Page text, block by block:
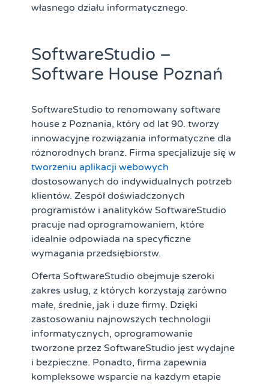
własnego działu informatycznego.
SoftwareStudio –
Software House Poznań
SoftwareStudio to renomowany software
house z Poznania, który od lat 90. tworzy
innowacyjne rozwiązania informatyczne dla
różnorodnych branż. Firma specjalizuje się w
tworzeniu aplikacji webowych
dostosowanych do indywidualnych potrzeb
klientów. Zespół doświadczonych
programistów i analityków SoftwareStudio
pracuje nad oprogramowaniem, które
idealnie odpowiada na specyficzne
wymagania przedsiębiorstw.
Oferta SoftwareStudio obejmuje szeroki
zakres usług, z których korzystają zarówno
małe, średnie, jak i duże firmy. Dzięki
zastosowaniu najnowszych technologii
informatycznych, oprogramowanie
tworzone przez SoftwareStudio jest wydajne
i bezpieczne. Ponadto, firma zapewnia
kompleksowe wsparcie na każdym etapie